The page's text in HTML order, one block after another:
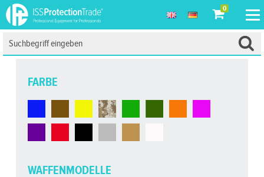
0
FARBE
WAFFENMODELLE